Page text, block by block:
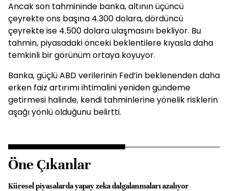
Ancak son tahmininde banka, altının üçüncü
çeyrekte ons başına 4.300 dolara, dördüncü
çeyrekte ise 4.500 dolara ulaşmasını bekliyor. Bu
tahmin, piyasadaki önceki beklentilere kıyasla daha
temkinli bir görünüm ortaya koyuyor.
Banka, güçlü ABD verilerinin Fed’in beklenenden daha
erken faiz artırımı ihtimalini yeniden gündeme
getirmesi halinde, kendi tahminlerine yönelik risklerin
aşağı yönlü olduğunu belirtti.
Öne Çıkanlar
Küresel piyasalarda yapay zeka dalgalanmaları azalıyor